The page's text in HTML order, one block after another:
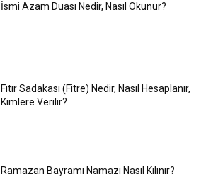
İsmi Azam Duası Nedir, Nasıl Okunur?
Fıtır Sadakası (Fitre) Nedir, Nasıl Hesaplanır,
Kimlere Verilir?
Ramazan Bayramı Namazı Nasıl Kılınır?